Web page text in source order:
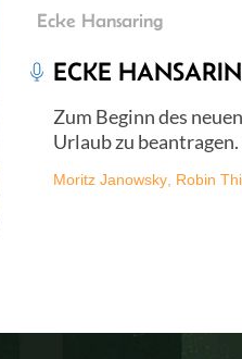
Ecke Hansaring
ECKE
Zum Beginn des
Urlaub zu
Moritz Janowsky Robin